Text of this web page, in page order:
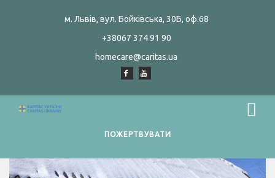
м. Львів, вул. Бойківська, 30Б, оф.68
+38067 374 91 90
homecare@caritas.ua
ПОЖЕРТВУВАТИ